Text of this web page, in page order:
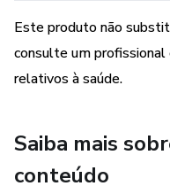
Este produto não
consulte um
relativos à saúde.
Saiba mais
conteúdo